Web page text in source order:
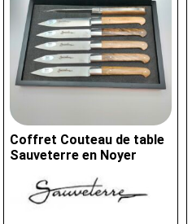
Coffret Couteau de table
Sauveterre en Noyer